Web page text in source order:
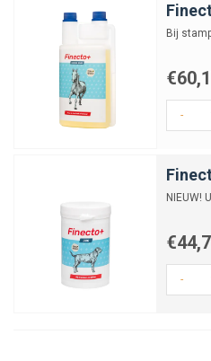
Bij
-
NIEUW!
-